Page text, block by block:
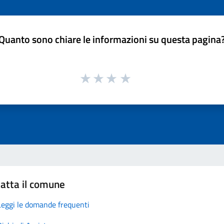
sono chiare le informazioni su questa
il comune
le domande frequenti